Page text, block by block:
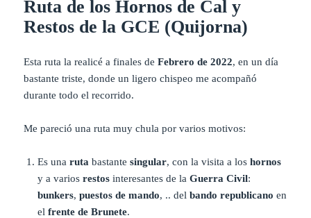
Ruta de los Hornos de Cal y
Restos de la GCE (Quijorna)
Esta ruta la realicé a finales deFebrero de 2022, en un día
bastante triste, donde un ligero chispeo me acompañó
durante todo el recorrido.
Me pareció una ruta muy chula por varios motivos:
Es unaruta bastantesingular, con la visita a loshornos
y a variosrestos interesantes de laGuerra Civil:
bunkers,puestos de mando, .. delbando republicano en
elfrente de Brunete.